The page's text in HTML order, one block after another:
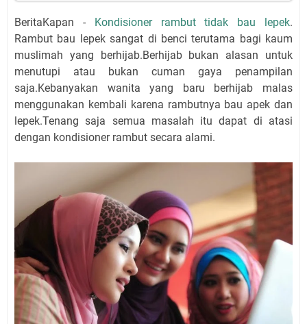
BeritaKapan - Kondisioner rambut tidak bau lepek.
Rambut bau lepek sangat di benci terutama bagi kaum
muslimah yang berhijab.Berhijab bukan alasan untuk
menutupi atau bukan cuman gaya penampilan
saja.Kebanyakan wanita yang baru berhijab malas
menggunakan kembali karena rambutnya bau apek dan
lepek.Tenang saja semua masalah itu dapat di atasi
dengan kondisioner rambut secara alami.